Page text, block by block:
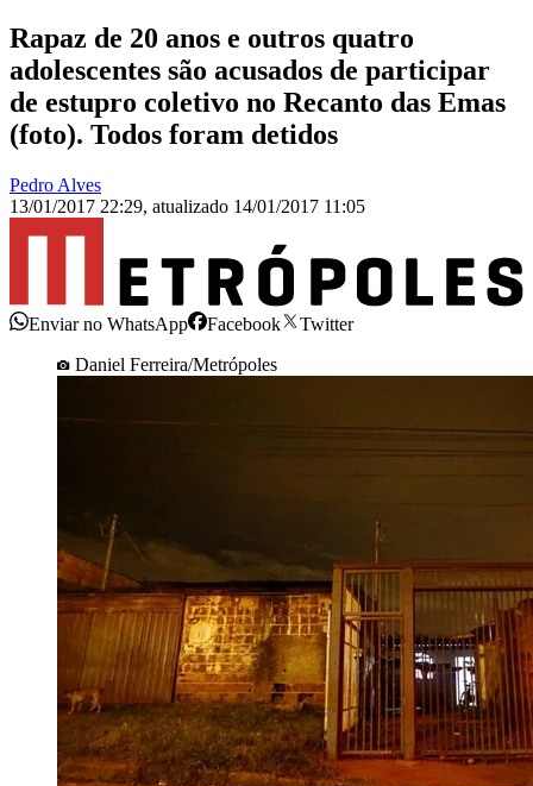
Rapaz de 20 anos e outros quatro
adolescentes são acusados de participar
de estupro coletivo no Recanto das Emas
(foto). Todos foram detidos
Pedro Alves
13/01/2017 22:29, atualizado 14/01/2017 11:05
Enviar no WhatsApp Facebook
Twitter
Daniel Ferreira/Metrópoles